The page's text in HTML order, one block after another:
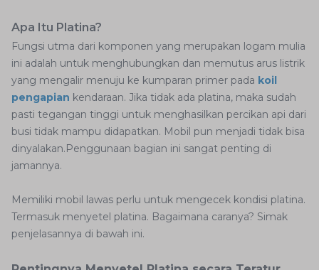
Apa Itu Platina?
Fungsi utma dari komponen yang merupakan logam mulia
ini adalah untuk menghubungkan dan memutus arus listrik
yang mengalir menuju ke kumparan primer pada koil
pengapian kendaraan. Jika tidak ada platina, maka sudah
pasti tegangan tinggi untuk menghasilkan percikan api dari
busi tidak mampu didapatkan. Mobil pun menjadi tidak bisa
dinyalakan.Penggunaan bagian ini sangat penting di
jamannya.
Memiliki mobil lawas perlu untuk mengecek kondisi platina.
Termasuk menyetel platina. Bagaimana caranya? Simak
penjelasannya di bawah ini.